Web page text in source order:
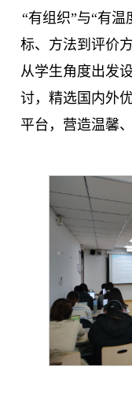
“有组织”与“有
标、方法到评价
从学生角度出发
讨，精选国内外
平台，营造温馨